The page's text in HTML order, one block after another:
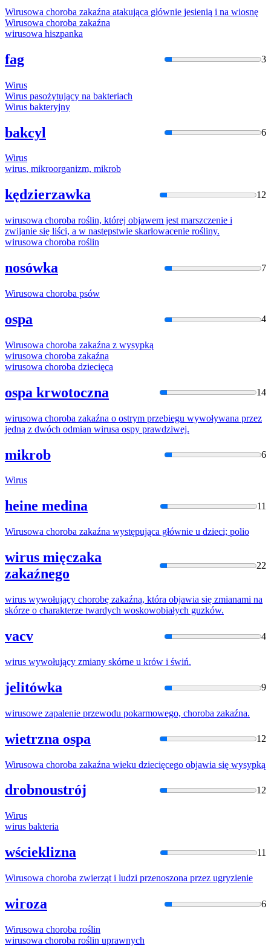
Wirusowa choroba zakaźna atakująca głównie jesienią i na wiosnę
Wirusowa choroba zakaźna
wirusowa hiszpanka
fag 3
Wirus
Wirus pasożytujący na bakteriach
Wirus bakteryjny
bakcyl 6
Wirus
wirus, mikroorganizm, mikrob
kędzierzawka 12
wirusowa choroba roślin, której objawem jest marszczenie i
zwijanie się liści, a w następstwie skarłowacenie rośliny.
wirusowa choroba roślin
nosówka 7
Wirusowa choroba psów
ospa 4
Wirusowa choroba zakaźna z wysypką
wirusowa choroba zakaźna
wirusowa choroba dziecięca
ospa krwotoczna 14
wirusowa choroba zakaźna o ostrym przebiegu wywoływana przez
jedną z dwóch odmian wirusa ospy prawdziwej.
mikrob 6
Wirus
heine medina 11
Wirusowa choroba zakaźna występująca głównie u dzieci; polio
wirus mięczaka
zakaźnego
22
wirus wywołujący chorobę zakaźną, która objawia się zmianami na
skórze o charakterze twardych woskowobiałych guzków.
vacv 4
wirus wywołujący zmiany skórne u krów i świń.
jelitówka 9
wirusowe zapalenie przewodu pokarmowego, choroba zakaźna.
wietrzna ospa 12
Wirusowa choroba zakaźna wieku dziecięcego objawia się wysypką
drobnoustrój 12
Wirus
wirus bakteria
wścieklizna 11
Wirusowa choroba zwierząt i ludzi przenoszona przez ugryzienie
wiroza 6
Wirusowa choroba roślin
wirusowa choroba roślin uprawnych